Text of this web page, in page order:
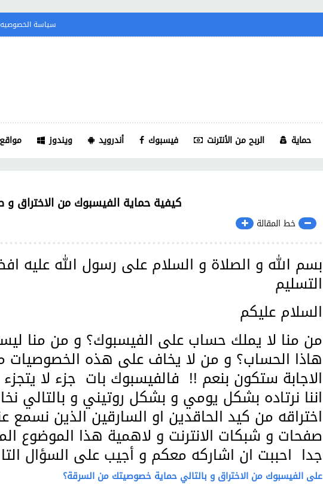
سياسة الخصوصيه
ويندوز أندرويد فيسبوك الربح من الأنترنت حماية
كيفية حماية الفيسبوك من الاختراق و
خط المقالة
بسم الله و الصلاة و السلام على رسول الله عليه
التسليم
السلام عليكم
من منا لا يملك حساب على الفيسبوك؟ و من منا
هاذا الحساب؟ و من لا يخاف على هذه الخصوصيات
الاجابة ستكون بنعم !! فالفيسبوك بات جزء لا يتجزء
اننا نرتاده بشكل يومي و بشكل روتيني و بالتالي
اختراقه من كيد الحاقدين او السارقين الذين
صفحات و شبكات الانترنت و لاهمية هذا الموضوع
جدا احببت ان اشاركه معكم و أجيب على السؤال
على الفيسبوك من الاختراق و بالتالي حماية خصوصيتك من السرقة؟